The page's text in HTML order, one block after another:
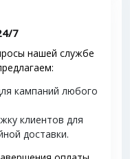
7
нашей службе
кампаний любого
клиентов для
доставки.